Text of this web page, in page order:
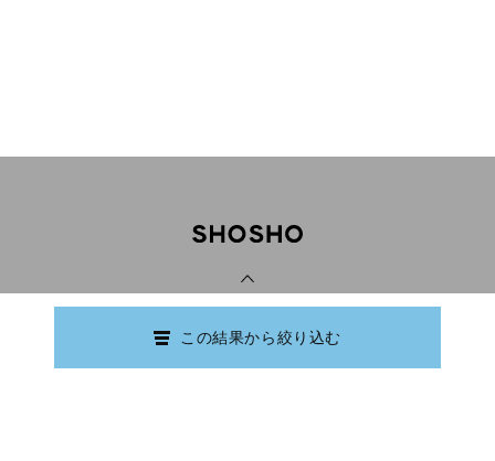
この結果から絞り込む
Copyright © Ishikawa Prefectural Library.